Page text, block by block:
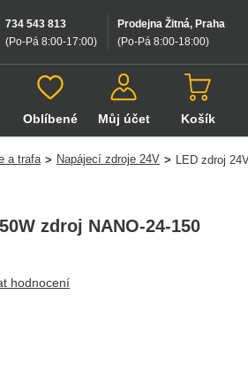
Prodejna Žitná, Praha
(Po-Pá 8:00-18:00)
734 543 813
(Po-Pá 8:00-17:00)
Oblíbené Můj účet Košík
a trafa > Napájecí zdroje 24V > LED zdroj
zdroj NANO-24-150
hodnocení